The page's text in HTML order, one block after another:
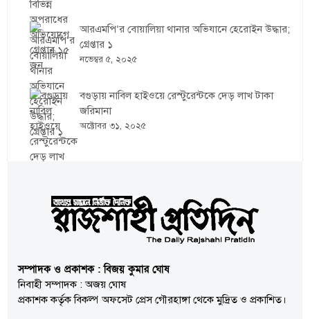
আরএমপি’র বোয়ালিয়া থানার অভিযানে হেরোইন উদ্ধার;
গ্রেপ্তার ১
নভেম্বর ৫, ২০২৫
বগুড়ায় নাবিল হাইওয়ে রেস্টুরেন্টকে দেড় লাখ টাকা
জরিমানা
অক্টোবর ৩১, ২০২৫
সম্পাদক ও প্রকাশক : বিজয় কুমার ঘোষ
নিবাহী সম্পাদক : অজয় ঘোষ
প্রকাশক কর্তৃক বিকল্প অফসেট প্রেস গৌরহাঙ্গা থেকে মুদ্রিত ও প্রকাশিত।